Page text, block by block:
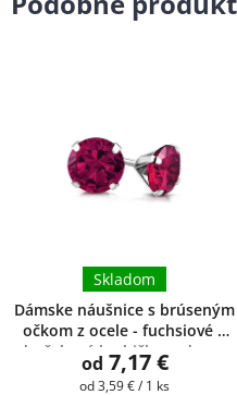
Dámske náušnice s brúseným
očkom z ocele - fuchsiové +
darčeková krabička zadarmo
Skladom
od 7,17 €
Jednotková
od 3,59 € / 1 ks